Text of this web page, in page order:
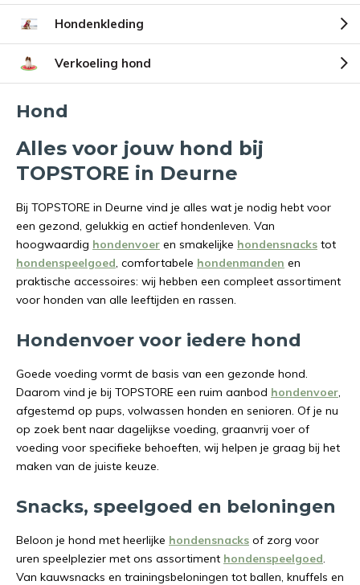
Hondenkleding
Verkoeling hond
Hond
Alles voor jouw hond bij
TOPSTORE in Deurne
Bij TOPSTORE in Deurne vind je alles wat je nodig hebt voor
een gezond, gelukkig en actief hondenleven. Van
hoogwaardig hondenvoer en smakelijke hondensnacks tot
hondenspeelgoed, comfortabele hondenmanden en
praktische accessoires: wij hebben een compleet assortiment
voor honden van alle leeftijden en rassen.
Hondenvoer voor iedere hond
Goede voeding vormt de basis van een gezonde hond.
Daarom vind je bij TOPSTORE een ruim aanbod hondenvoer,
afgestemd op pups, volwassen honden en senioren. Of je nu
op zoek bent naar dagelijkse voeding, graanvrij voer of
voeding voor specifieke behoeften, wij helpen je graag bij het
maken van de juiste keuze.
Snacks, speelgoed en beloningen
Beloon je hond met heerlijke hondensnacks of zorg voor
uren speelplezier met ons assortiment hondenspeelgoed.
Van kauwsnacks en trainingsbeloningen tot ballen, knuffels en